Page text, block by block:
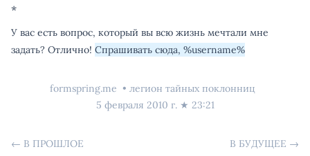
*
У вас есть вопрос, который вы всю жизнь мечтали мне
задать? Отлично! Спрашивать сюда, %username%
formspring.me
легион тайных поклонниц
5 февраля 2010 г.★ 23:21
← В ПРОШЛОЕ В БУДУЩЕЕ →